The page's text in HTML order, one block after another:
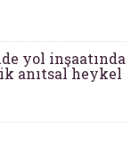
yol inşaatında
anıtsal heykel